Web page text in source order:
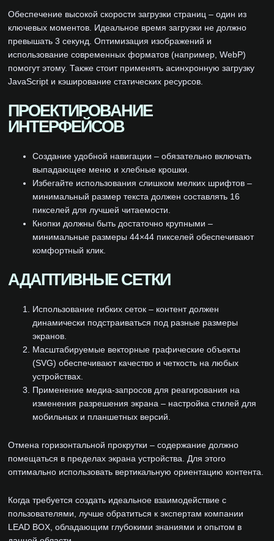
Обеспечение высокой скорости загрузки страниц – один из
ключевых моментов. Идеальное время загрузки не должно
превышать 3 секунд. Оптимизация изображений и
использование современных форматов (например, WebP)
помогут этому. Также стоит применять асинхронную загрузку
JavaScript и кэширование статических ресурсов.
ПРОЕКТИРОВАНИЕ
ИНТЕРФЕЙСОВ
Создание удобной навигации – обязательно включать
выпадающее меню и хлебные крошки.
Избегайте использования слишком мелких шрифтов –
минимальный размер текста должен составлять 16
пикселей для лучшей читаемости.
Кнопки должны быть достаточно крупными –
минимальные размеры 44×44 пикселей обеспечивают
комфортный клик.
АДАПТИВНЫЕ СЕТКИ
Использование гибких сеток – контент должен
динамически подстраиваться под разные размеры
экранов.
Масштабируемые векторные графические объекты
(SVG) обеспечивают качество и четкость на любых
устройствах.
Применение медиа-запросов для реагирования на
изменения разрешения экрана – настройка стилей для
мобильных и планшетных версий.
Отмена горизонтальной прокрутки – содержание должно
помещаться в пределах экрана устройства. Для этого
оптимально использовать вертикальную ориентацию контента.
Когда требуется создать идеальное взаимодействие с
пользователями, лучше обратиться к экспертам компании
LEAD BOX, обладающим глубокими знаниями и опытом в